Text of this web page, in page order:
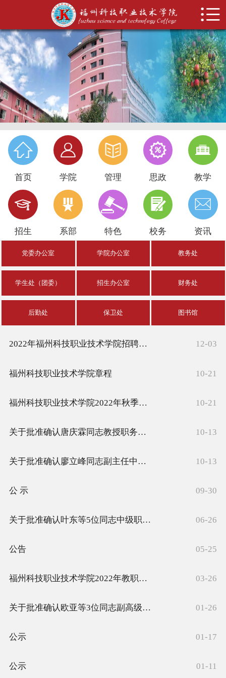
 首页
学院概况
管理机构
思政建设
教学科研
招生就业
系部设置
科技特色
校务公开


首页

学院

管理

思政

教学

招生

系部

特色

校务

资讯
党委办公室 学院办公室 教务处
学生处（团委） 招生办公室 财务处
后勤处 保卫处 图书馆
2022年福州科技职业技术学院招聘高级人才公告 12-03
福州科技职业技术学院章程 10-21
福州科技职业技术学院2022年秋季教师招聘公告 10-21
关于批准确认唐庆霖同志教授职务任职资格的通知 10-13
关于批准确认廖立峰同志副主任中药师职务任职资格的通知 10-13
公 示 09-30
关于批准确认叶东等5位同志中级职务任职资格的通知 06-26
公告 05-25
福州科技职业技术学院2022年教职工招聘公告 03-26
关于批准确认欧亚等3位同志副高级职务任职资格的通知 01-26
公示 01-17
公示 01-11